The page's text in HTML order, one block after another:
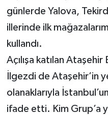
günlerde Yalova,
illerinde ilk
kullandı.
Açılışa katılan
İlgezdi de Ataşehir’in
olanaklarıyla
ifade etti. Kim Grup’a